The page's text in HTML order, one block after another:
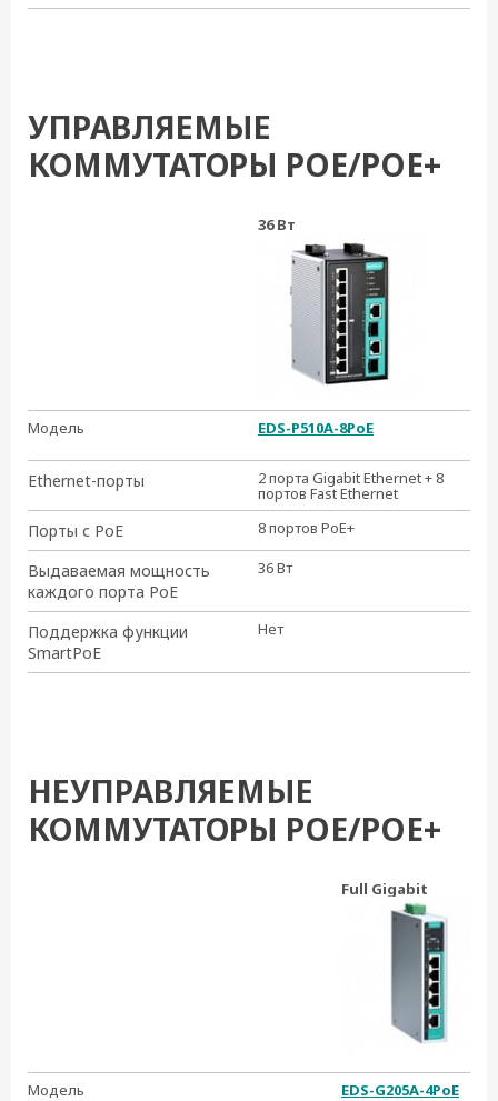
УПРАВЛЯЕМЫЕ
КОММУТАТОРЫ POE/POE+
36 Вт
Модель EDS-P510A-8PoE
Ethernet-порты 2 порта Gigabit Ethernet + 8
портов Fast Ethernet
Порты с PoE 8 портов PoE+
Выдаваемая мощность
каждого порта PoE
36 Вт
Поддержка функции
SmartPoE
Нет
НЕУПРАВЛЯЕМЫЕ
КОММУТАТОРЫ POE/POE+
Full Gigabit
Модель EDS-G205A-4PoE